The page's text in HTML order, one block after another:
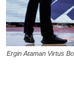
Ergin Ataman Virtus